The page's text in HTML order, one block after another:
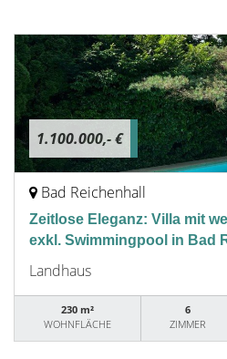
1.100.000,- €
Bad Reichenhall
Zeitlose Eleganz: Villa mit
exkl. Swimmingpool in Bad
Landhaus
230 m²
WOHNFLÄCHE
6
ZIMMER